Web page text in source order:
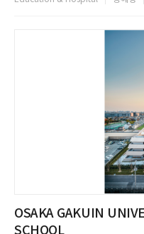
OSAKA GAKUIN
SCHOOL